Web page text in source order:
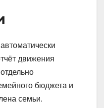
движения
бюджета и
семьи.